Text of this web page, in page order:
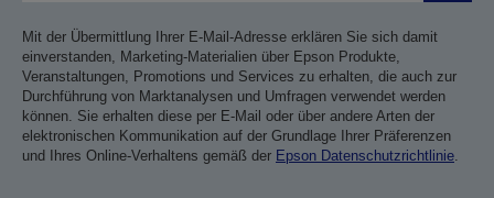
Mit der Übermittlung Ihrer E-Mail-Adresse erklären Sie sich damit
einverstanden, Marketing-Materialien über Epson Produkte,
Veranstaltungen, Promotions und Services zu erhalten, die auch zur
Durchführung von Marktanalysen und Umfragen verwendet werden
können. Sie erhalten diese per E-Mail oder über andere Arten der
elektronischen Kommunikation auf der Grundlage Ihrer Präferenzen
und Ihres Online-Verhaltens gemäß der Epson Datenschutzrichtlinie